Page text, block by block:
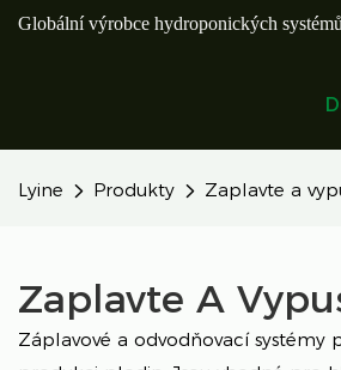
Globální výrobce hydroponických
Lyine Produkty Zaplavte a
Zaplavte A
Záplavové a odvodňovací systémy